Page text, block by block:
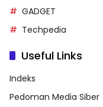
GADGET
Techpedia
Useful Links
Indeks
Pedoman Media Siber